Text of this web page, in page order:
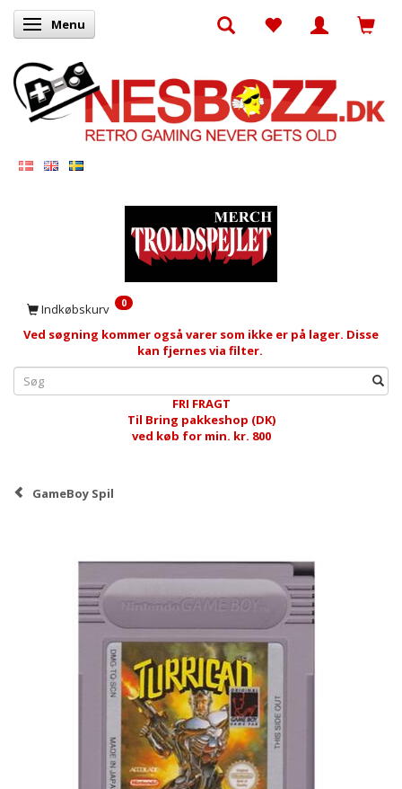
Skifte navigation
Menu
Indkøbskurv 0
Ved søgning kommer også varer som ikke er på lager. Disse
kan fjernes via filter.
FRI FRAGT
Til Bring pakkeshop (DK)
ved køb for min. kr. 800
GameBoy Spil